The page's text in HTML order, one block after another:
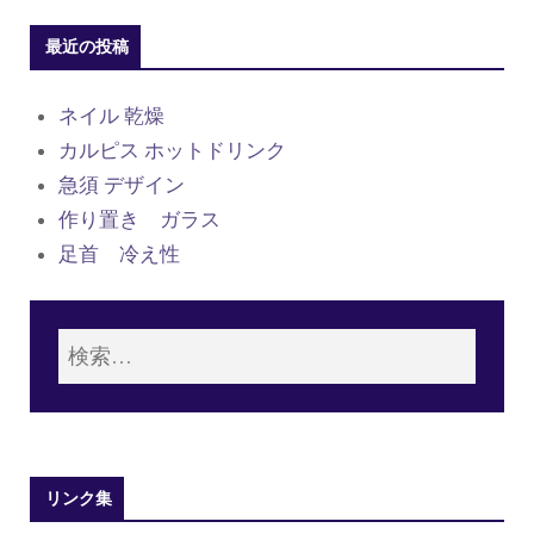
最近の投稿
ネイル 乾燥
カルピス ホットドリンク
急須 デザイン
作り置き ガラス
足首 冷え性
リンク集